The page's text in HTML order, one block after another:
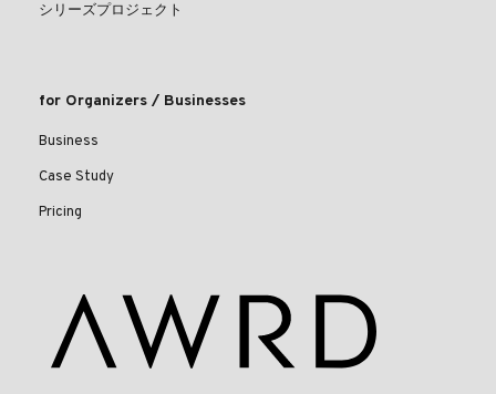
シリーズプロジェクト
for Organizers / Businesses
Business
Case Study
Pricing